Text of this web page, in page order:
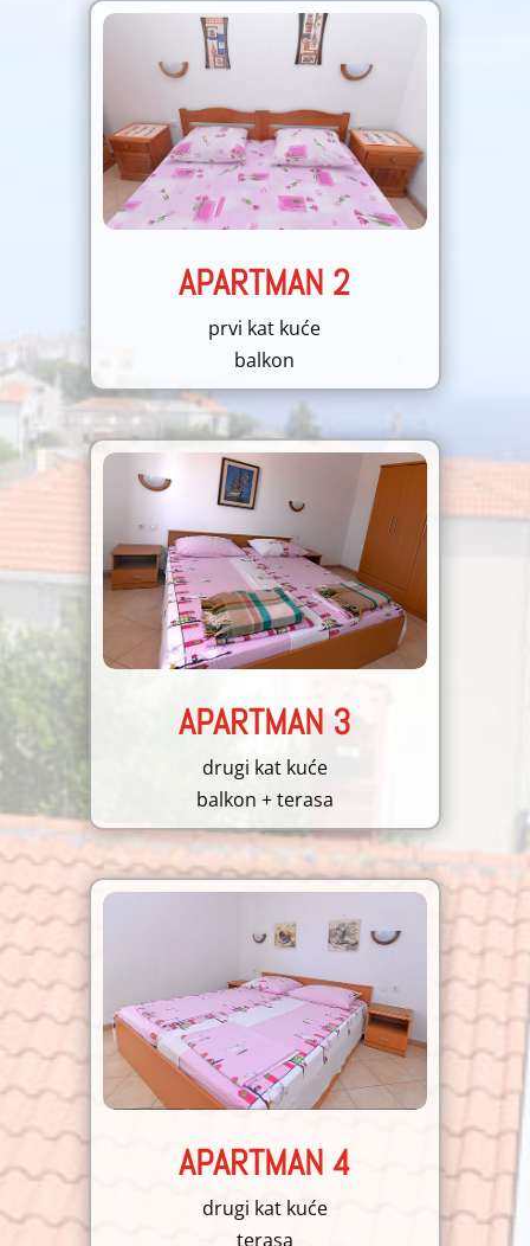
APARTMAN 2
prvi kat kuće
balkon
APARTMAN 3
drugi kat kuće
balkon + terasa
APARTMAN 4
drugi kat kuće
terasa